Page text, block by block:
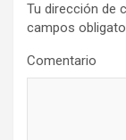
Tu dirección de
campos
Comentario